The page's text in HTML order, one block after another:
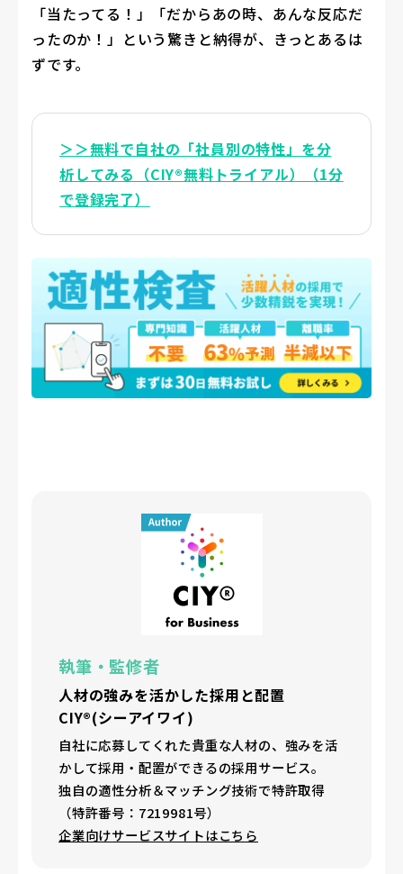
「当たってる！」「だからあの時、あんな反応だ
ったのか！」という驚きと納得が、きっとあるは
ずです。
＞＞無料で自社の「社員別の特性」を分
析してみる（CIY®無料トライアル）（1分
で登録完了）
執筆・監修者
人材の強みを活かした採用と配置
CIY®(シーアイワイ)
自社に応募してくれた貴重な人材の、強みを活
かして採用・配置ができるの採用サービス。
独自の適性分析＆マッチング技術で特許取得
（特許番号：7219981号）
企業向けサービスサイトはこちら